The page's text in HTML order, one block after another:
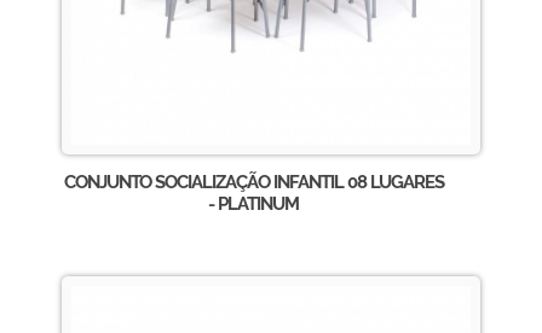
CONJUNTO SOCIALIZAÇÃO INFANTIL 08 LUGARES
- PLATINUM